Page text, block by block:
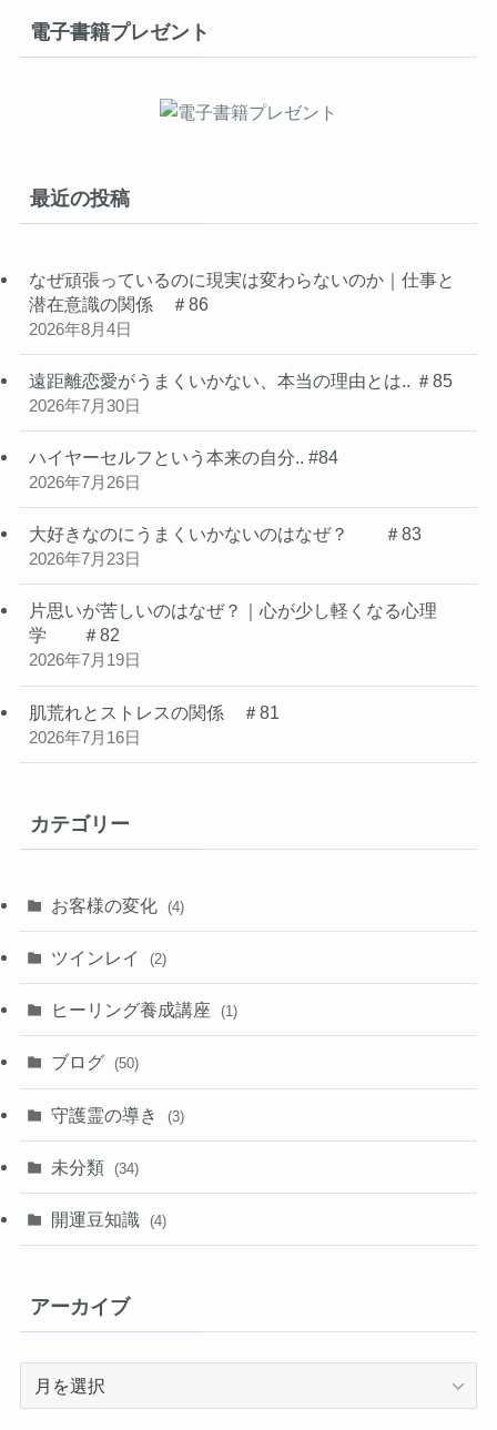
電子書籍プレゼント
最近の投稿
なぜ頑張っているのに現実は変わらないのか｜仕事と
潜在意識の関係 ＃86
2026年8月4日
遠距離恋愛がうまくいかない、本当の理由とは.. ＃85
2026年7月30日
ハイヤーセルフという本来の自分.. #84
2026年7月26日
大好きなのにうまくいかないのはなぜ？ ＃83
2026年7月23日
片思いが苦しいのはなぜ？｜心が少し軽くなる心理
学 ＃82
2026年7月19日
肌荒れとストレスの関係 ＃81
2026年7月16日
カテゴリー
お客様の変化 (4)
ツインレイ (2)
ヒーリング養成講座 (1)
ブログ (50)
守護霊の導き (3)
未分類 (34)
開運豆知識 (4)
アーカイブ